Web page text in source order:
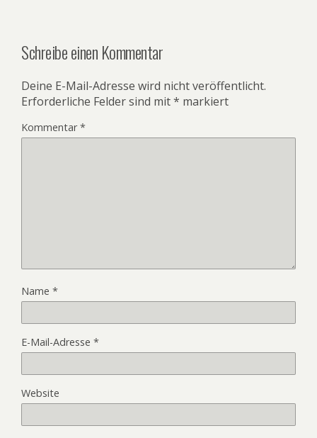
Schreibe einen Kommentar
Deine E-Mail-Adresse wird nicht veröffentlicht.
Erforderliche Felder sind mit* markiert
Kommentar*
Name *
E-Mail-Adresse *
Website